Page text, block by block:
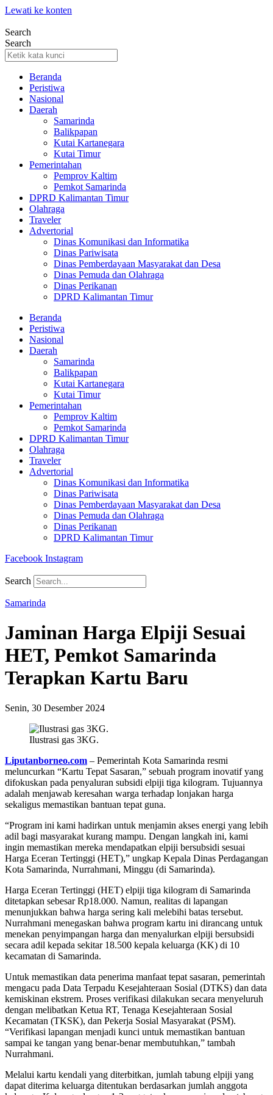
Lewati ke konten
Search
Search
Beranda
Peristiwa
Nasional
Daerah
Samarinda
Balikpapan
Kutai Kartanegara
Kutai Timur
Pemerintahan
Pemprov Kaltim
Pemkot Samarinda
DPRD Kalimantan Timur
Olahraga
Traveler
Advertorial
Dinas Komunikasi dan Informatika
Dinas Pariwisata
Dinas Pemberdayaan Masyarakat dan Desa
Dinas Pemuda dan Olahraga
Dinas Perikanan
DPRD Kalimantan Timur
Beranda
Peristiwa
Nasional
Daerah
Samarinda
Balikpapan
Kutai Kartanegara
Kutai Timur
Pemerintahan
Pemprov Kaltim
Pemkot Samarinda
DPRD Kalimantan Timur
Olahraga
Traveler
Advertorial
Dinas Komunikasi dan Informatika
Dinas Pariwisata
Dinas Pemberdayaan Masyarakat dan Desa
Dinas Pemuda dan Olahraga
Dinas Perikanan
DPRD Kalimantan Timur
Facebook Instagram
Search
Samarinda
Jaminan Harga Elpiji Sesuai
HET, Pemkot Samarinda
Terapkan Kartu Baru
Senin, 30 Desember 2024
Ilustrasi gas 3KG.
Liputanborneo.com – Pemerintah Kota Samarinda resmi
meluncurkan “Kartu Tepat Sasaran,” sebuah program inovatif yang
difokuskan pada penyaluran subsidi elpiji tiga kilogram. Tujuannya
adalah menjawab keresahan warga terhadap lonjakan harga
sekaligus memastikan bantuan tepat guna.
“Program ini kami hadirkan untuk menjamin akses energi yang lebih
adil bagi masyarakat kurang mampu. Dengan langkah ini, kami
ingin memastikan mereka mendapatkan elpiji bersubsidi sesuai
Harga Eceran Tertinggi (HET),” ungkap Kepala Dinas Perdagangan
Kota Samarinda, Nurrahmani, Minggu (di Samarinda).
Harga Eceran Tertinggi (HET) elpiji tiga kilogram di Samarinda
ditetapkan sebesar Rp18.000. Namun, realitas di lapangan
menunjukkan bahwa harga sering kali melebihi batas tersebut.
Nurrahmani menegaskan bahwa program kartu ini dirancang untuk
menekan penyimpangan harga dan menyalurkan elpiji bersubsidi
secara adil kepada sekitar 18.500 kepala keluarga (KK) di 10
kecamatan di Samarinda.
Untuk memastikan data penerima manfaat tepat sasaran, pemerintah
mengacu pada Data Terpadu Kesejahteraan Sosial (DTKS) dan data
kemiskinan ekstrem. Proses verifikasi dilakukan secara menyeluruh
dengan melibatkan Ketua RT, Tenaga Kesejahteraan Sosial
Kecamatan (TKSK), dan Pekerja Sosial Masyarakat (PSM).
“Verifikasi lapangan menjadi kunci untuk memastikan bantuan
sampai ke tangan yang benar-benar membutuhkan,” tambah
Nurrahmani.
Melalui kartu kendali yang diterbitkan, jumlah tabung elpiji yang
dapat diterima keluarga ditentukan berdasarkan jumlah anggota